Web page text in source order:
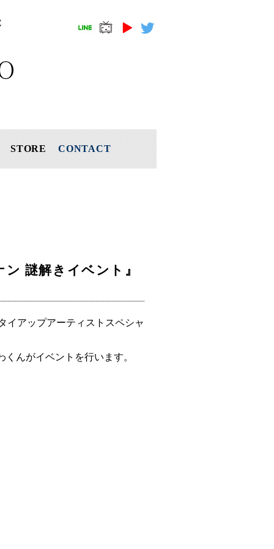
STORE CONTACT
謎解きイベント』
イアップアーティストスペシャ
んがイベントを行います。